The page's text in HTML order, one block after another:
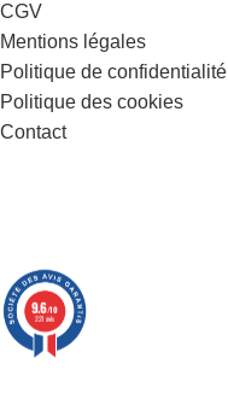
CGV
Mentions légales
Politique de confidentialité
Politique des cookies
Contact
9.6/10
221 avis